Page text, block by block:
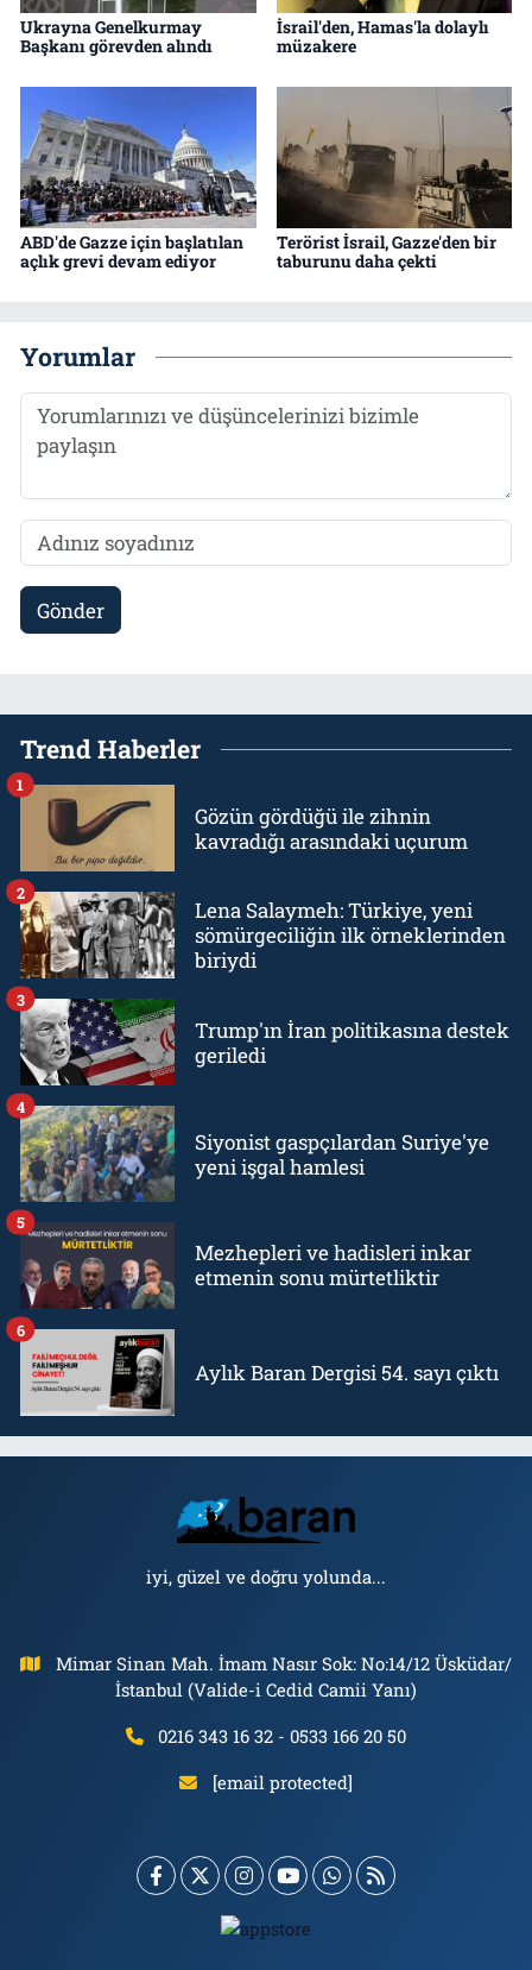
Ukrayna Genelkurmay
Başkanı görevden alındı
İsrail'den, Hamas'la dolaylı
müzakere
ABD'de Gazze için başlatılan
açlık grevi devam ediyor
Terörist İsrail, Gazze'den bir
taburunu daha çekti
Yorumlar
Gönder
Trend Haberler
Gözün gördüğü ile zihnin
kavradığı arasındaki uçurum
1
Lena Salaymeh: Türkiye, yeni
sömürgeciliğin ilk örneklerinden
biriydi
2
Trump'ın İran politikasına destek
geriledi
3
Siyonist gaspçılardan Suriye'ye
yeni işgal hamlesi
4
Mezhepleri ve hadisleri inkar
etmenin sonu mürtetliktir
5
Aylık Baran Dergisi 54. sayı çıktı
6
iyi, güzel ve doğru yolunda...
Mimar Sinan Mah. İmam Nasır Sok: No:14/12 Üsküdar/
İstanbul (Valide-i Cedid Camii Yanı)
0216 343 16 32 - 0533 166 20 50
[email protected]